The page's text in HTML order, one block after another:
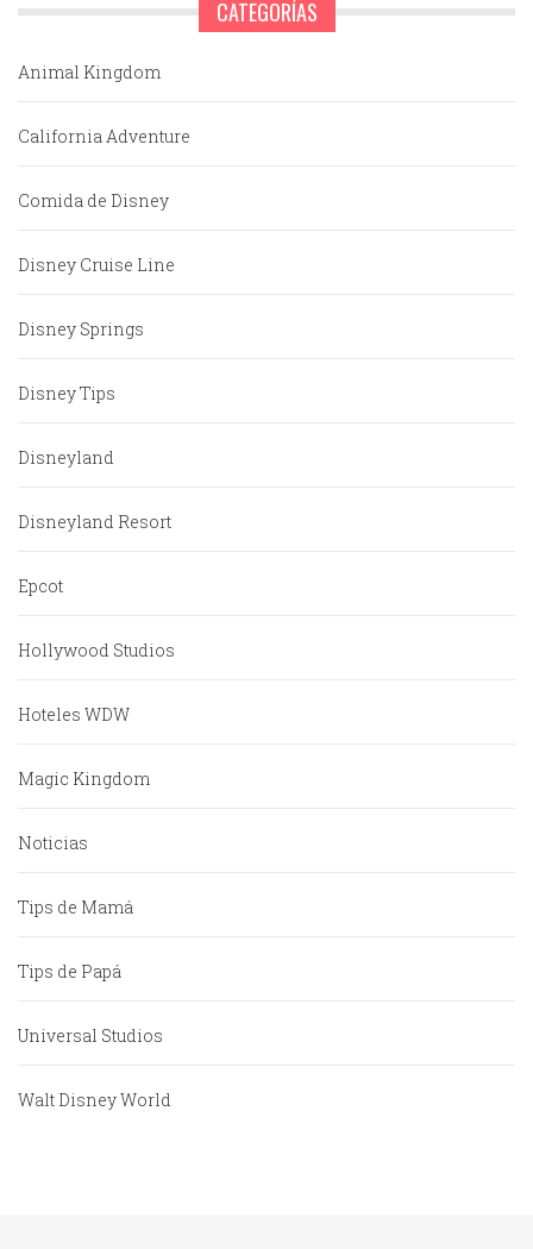
CATEGORÍAS
Animal Kingdom
California Adventure
Comida de Disney
Disney Cruise Line
Disney Springs
Disney Tips
Disneyland
Disneyland Resort
Epcot
Hollywood Studios
Hoteles WDW
Magic Kingdom
Noticias
Tips de Mamá
Tips de Papá
Universal Studios
Walt Disney World